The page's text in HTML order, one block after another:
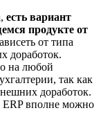
есть вариант
продукте от
от типа
доработок.
на любой
так как
доработок.
вполне можно